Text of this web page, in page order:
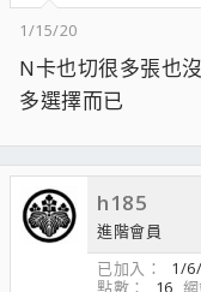
1/15/20
N卡也切很多張也
多選擇而已
h185
進階會員
已加入
1/
點數
16